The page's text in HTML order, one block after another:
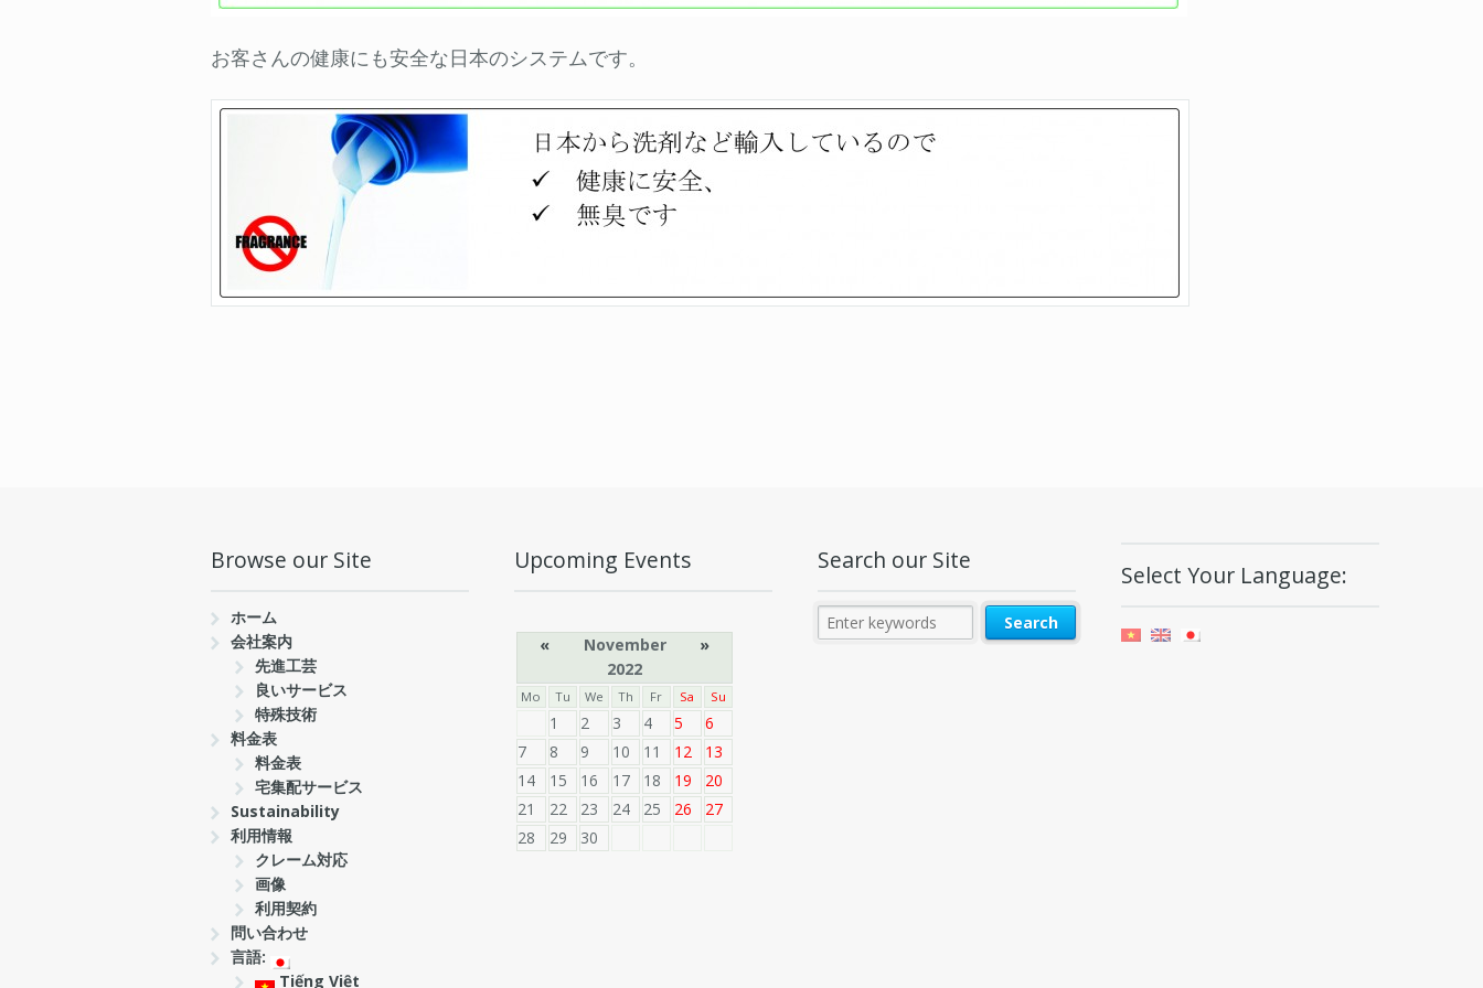
お客さんの健康にも安全な日本のシステムです。
Browse our Site
ホーム
会社案内
先進工芸
良いサービス
特殊技術
料金表
料金表
宅集配サービス
Sustainability
利用情報
クレーム対応
画像
利用契約
問い合わせ
言語:
Tiếng Việt
Upcoming Events
«
November
2022
»
Mo Tu We Th Fr Sa Su
1 2 3 4 5
6
7
8 9 10 11 12
13
14
15 16 17 18 19
20
21
22 23 24 25 26
27
28
29 30
Search our Site
Select Your Language: